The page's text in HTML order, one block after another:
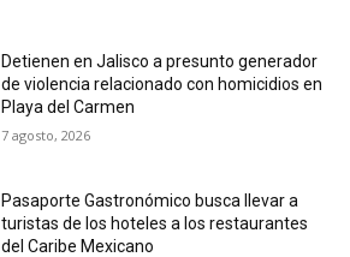
Detienen en Jalisco a presunto generador
de violencia relacionado con homicidios en
Playa del Carmen
7 agosto, 2026
Pasaporte Gastronómico busca llevar a
turistas de los hoteles a los restaurantes
del Caribe Mexicano